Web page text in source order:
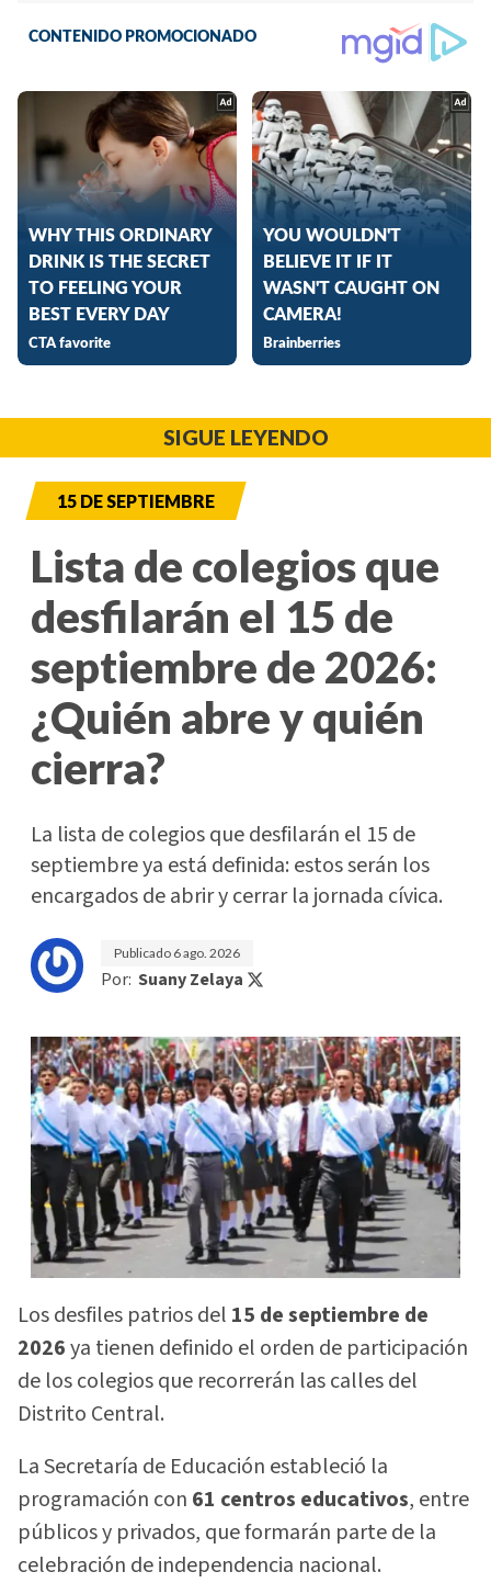
SIGUE LEYENDO
15 DE SEPTIEMBRE
Lista de colegios que
desfilarán el 15 de
septiembre de 2026:
¿Quién abre y quién
cierra?
La lista de colegios que desfilarán el 15 de
septiembre ya está definida: estos serán los
encargados de abrir y cerrar la jornada cívica.
Publicado 6 ago. 2026
Por: Suany Zelaya
Los desfiles patrios del 15 de septiembre de
2026ya tienen definido el orden de participación
de los colegios que recorrerán las calles del
Distrito Central.
La Secretaría de Educación estableció la
programación con 61 centros educativos, entre
públicos y privados, que formarán parte de la
celebración de independencia nacional.